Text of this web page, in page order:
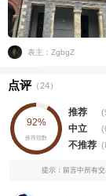
表主：ZgbgZ
点评（24）
92%
推荐指数
推荐
中立
不推荐
提示：留言中所有